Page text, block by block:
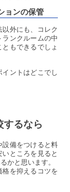
ョンの保管
外にも、コレク
ンクルームの中
もできるでしょ
ントはどこでし
するなら
設備をつけると料
ところを見ると
かと思います。
を抑えるコツを